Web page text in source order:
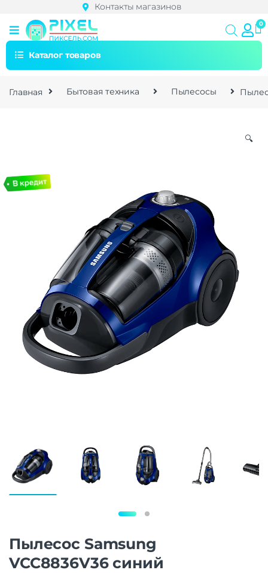
Контакты магазинов
Каталог товаров
Главная Бытовая техника Пылесосы
🔍
Пылесос Samsung
VCC8836V36 синий